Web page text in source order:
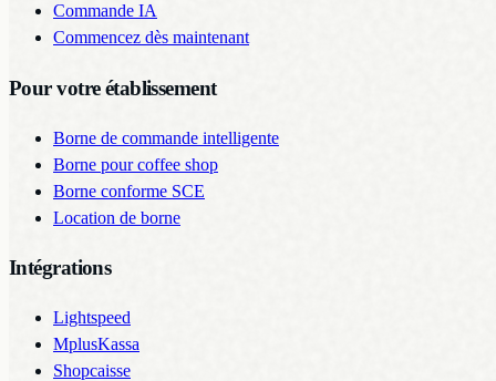
Commande IA
Commencez dès maintenant
Pour votre établissement
Borne de commande intelligente
Borne pour coffee shop
Borne conforme SCE
Location de borne
Intégrations
Lightspeed
MplusKassa
Shopcaisse